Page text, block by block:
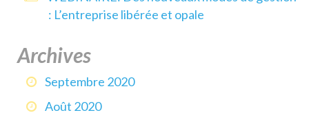
: L’entreprise libérée et opale
Archives
Septembre 2020
Août 2020